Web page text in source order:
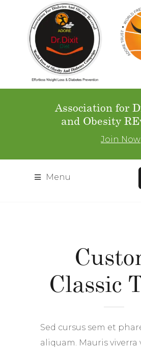
Association for
and Obesity
Join Now
Menu
Classic
Sed cursus sem et
aliquam. Mauris viverra